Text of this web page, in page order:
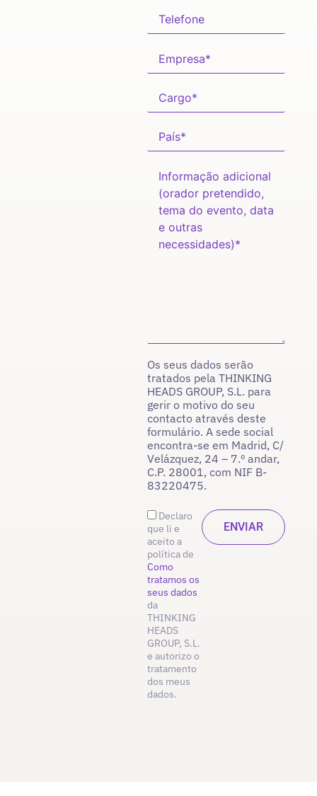
Os seus dados serão
tratados pela THINKING
HEADS GROUP, S.L. para
gerir o motivo do seu
contacto através deste
formulário. A sede social
encontra-se em Madrid, C/
Velázquez, 24 – 7.º andar,
C.P. 28001, com NIF B-
83220475.
Declaro
que li e
aceito a
política de
Como
tratamos os
seus dados
da
THINKING
HEADS
GROUP, S.L.
e autorizo o
tratamento
dos meus
dados.